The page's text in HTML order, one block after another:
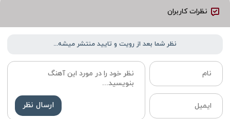
نظرات کاربران
نظر شما بعد از رویت و تایید منتشر میشه...
ارسال نظر